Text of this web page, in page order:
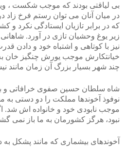
بی لیاقتی بودند که موجب شکست ،
در میان آنان می توان رستم فرخ زاد
زیر یوغ وحشیان تازی در آورد.
نیز با کوتاهی و اشتباه خود و دادن
خیانتکارش موجب یورش چنگیز خان به
چند شهر بسیار بزرگ آن زمان مانند
شاه سلطان حسین صفوی خرافاتی و
نوفوذ آخوندها مملکت را دو دستی به
موجب نابودی خود و خانواده اش شد.
نبود، هرگز کشورمان به ما باز نمی
آخوندهای بیشماری که مانند پشکل به